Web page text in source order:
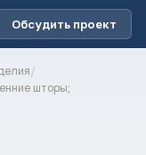
Обсудить проект
/
шторы;